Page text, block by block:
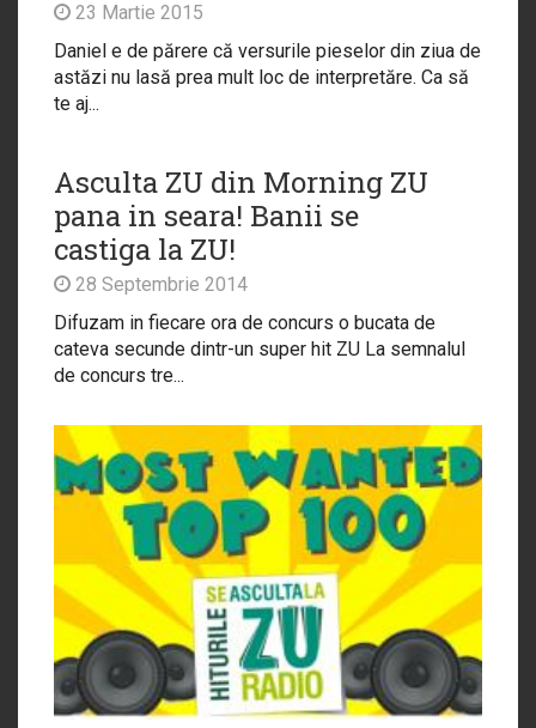
23 Martie 2015
Daniel e de părere că versurile pieselor din ziua de
astăzi nu lasă prea mult loc de interpretăre. Ca să
te aj...
Asculta ZU din Morning ZU
pana in seara! Banii se
castiga la ZU!
28 Septembrie 2014
Difuzam in fiecare ora de concurs o bucata de
cateva secunde dintr-un super hit ZU La semnalul
de concurs tre...